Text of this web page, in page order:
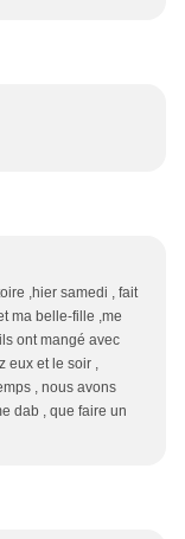
,hier samedi , fait
ma belle-fille ,me
ont mangé avec
eux et le soir ,
, nous avons
dab , que faire un